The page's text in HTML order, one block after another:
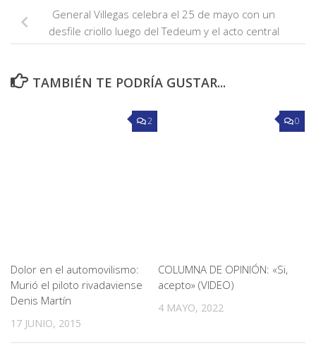
General Villegas celebra el 25 de mayo con un
desfile criollo luego del Tedeum y el acto central
TAMBIÉN TE PODRÍA GUSTAR...
2
Dolor en el automovilismo:
Murió el piloto rivadaviense
Denis Martín
17 JUNIO, 2015
0
COLUMNA DE OPINIÓN: «Si,
acepto» (VIDEO)
4 MAYO, 2022